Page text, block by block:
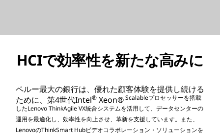
HCIで効率性を新たな高みに
ペルー最大の銀行は、優れた顧客体験を提供し続ける
ために、第4世代Intel® Xeon®Scalableプロセッサーを搭載
したLenovo ThinkAgile VX統合システムを活用して、データセンターの
運用を最適化し、効率性を向上させ、革新を支援しています。また、
LenovoのThinkSmart Hubビデオコラボレーション・ソリューションを